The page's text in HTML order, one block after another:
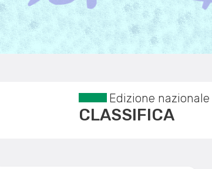
Edizione nazionale
CLASSIFICA